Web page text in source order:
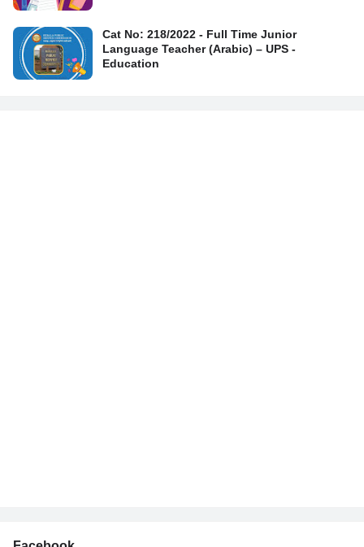
Cat No: 218/2022 - Full Time Junior
Language Teacher (Arabic) – UPS -
Education